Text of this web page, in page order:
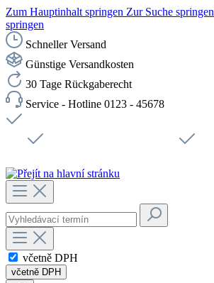
Zum Hauptinhalt springen Zur Suche springen
springen
Schneller Versand
Günstige Versandkosten
30 Tage Rückgaberecht
Service - Hotline 0123 - 45678
včetně DPH
včetně DPH